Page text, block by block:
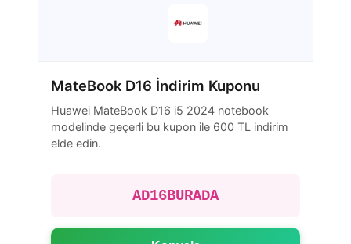
MateBook D16 İndirim Kuponu
Huawei MateBook D16 i5 2024 notebook
modelinde geçerli bu kupon ile 600 TL indirim
elde edin.
AD16BURADA